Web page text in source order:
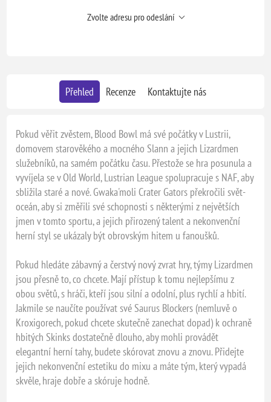
Zvolte adresu pro odeslání
Přehled Recenze Kontaktujte nás
Pokud věřit zvěstem, Blood Bowl má své počátky v Lustrii,
domovem starověkého a mocného Slann a jejich Lizardmen
služebníků, na samém počátku času. Přestože se hra posunula a
vyvíjela se v Old World, Lustrian League spolupracuje s NAF, aby
sbližila staré a nové. Gwaka'moli Crater Gators překročili svět-
oceán, aby si změřili své schopnosti s některými z největších
jmen v tomto sportu, a jejich přirozený talent a nekonvenční
herní styl se ukázaly být obrovským hitem u fanoušků.
Pokud hledáte zábavný a čerstvý nový zvrat hry, týmy Lizardmen
jsou přesně to, co chcete. Mají přístup k tomu nejlepšímu z
obou světů, s hráči, kteří jsou silní a odolní, plus rychlí a hbití.
Jakmile se naučíte používat své Saurus Blockers (nemluvě o
Kroxigorech, pokud chcete skutečně zanechat dopad) k ochraně
hbitých Skinks dostatečně dlouho, aby mohli provádět
elegantní herní tahy, budete skórovat znovu a znovu. Přidejte
jejich nekonvenční estetiku do mixu a máte tým, který vypadá
skvěle, hraje dobře a skóruje hodně.